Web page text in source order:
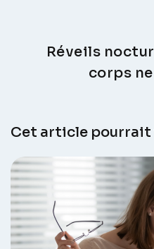
Réveils
corps
Cet article pourrait